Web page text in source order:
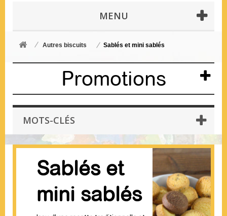
MENU
Autres biscuits Sablés et mini sablés
Promotions
MOTS-CLÉS
Sablés et
mini sablés